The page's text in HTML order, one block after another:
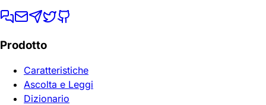
Prodotto
Caratteristiche
Ascolta e Leggi
Dizionario